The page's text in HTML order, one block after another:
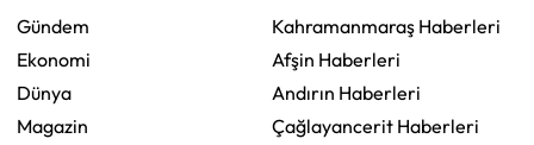
Gündem
Ekonomi
Dünya
Magazin
Kahramanmaraş Haberleri
Afşin Haberleri
Andırın Haberleri
Çağlayancerit Haberleri